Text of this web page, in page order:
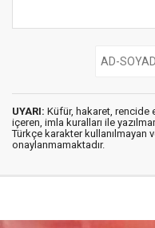
UYARI: Küfür, hakaret, rencide
içeren, imla kuralları ile
Türkçe karakter kullanılmayan
onaylanmamaktadır.